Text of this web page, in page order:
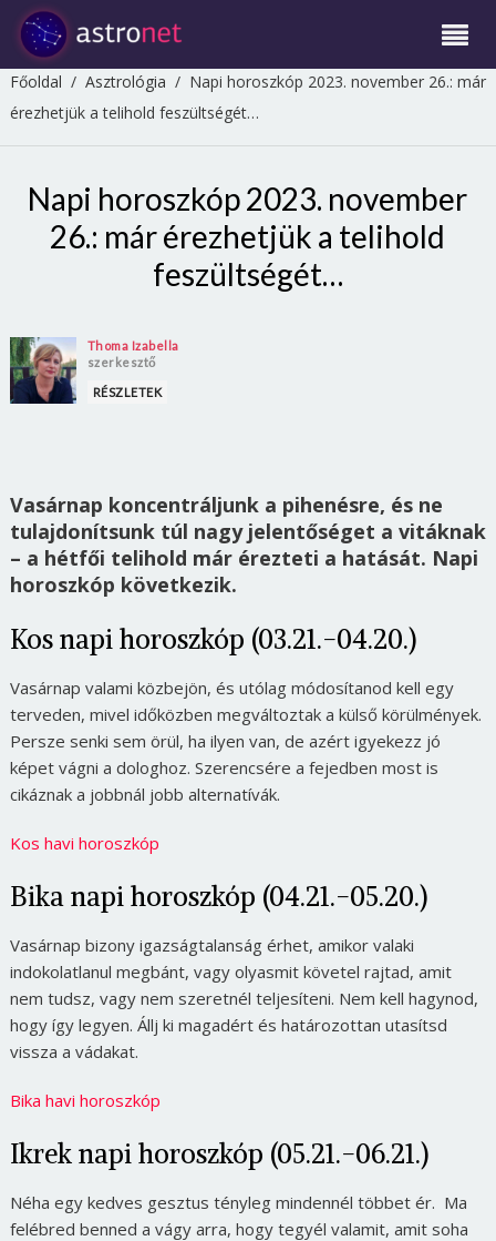
Főoldal / Asztrológia / Napi horoszkóp 2023. november 26.: már
érezhetjük a telihold feszültségét…
Napi horoszkóp 2023. november
26.: már érezhetjük a telihold
feszültségét…
Thoma Izabella
szerkesztő
RÉSZLETEK
Vasárnap koncentráljunk a pihenésre, és ne
tulajdonítsunk túl nagy jelentőséget a vitáknak
– a hétfői telihold már érezteti a hatását. Napi
horoszkóp következik.
Kos napi horoszkóp (03.21.-04.20.)
Vasárnap valami közbejön, és utólag módosítanod kell egy
terveden, mivel időközben megváltoztak a külső körülmények.
Persze senki sem örül, ha ilyen van, de azért igyekezz jó
képet vágni a dologhoz. Szerencsére a fejedben most is
cikáznak a jobbnál jobb alternatívák.
Kos havi horoszkóp
Bika napi horoszkóp (04.21.-05.20.)
Vasárnap bizony igazságtalanság érhet, amikor valaki
indokolatlanul megbánt, vagy olyasmit követel rajtad, amit
nem tudsz, vagy nem szeretnél teljesíteni. Nem kell hagynod,
hogy így legyen. Állj ki magadért és határozottan utasítsd
vissza a vádakat.
Bika havi horoszkóp
Ikrek napi horoszkóp (05.21.-06.21.)
Néha egy kedves gesztus tényleg mindennél többet ér. Ma
felébred benned a vágy arra, hogy tegyél valamit, amit soha